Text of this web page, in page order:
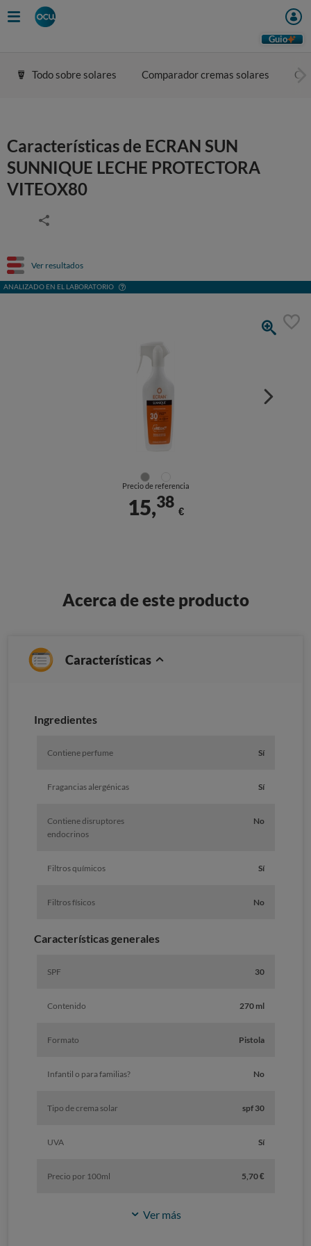
Guio
Todo sobre solares Comparador cremas solares
Características de ECRAN SUN
SUNNIQUE LECHE PROTECTORA
VITEOX80
Ver resultados
ANALIZADO EN EL LABORATORIO
Precio de referencia
15,38
€
Acerca de este producto
Características
Ingredientes
Contiene perfume Sí
Fragancias alergénicas Sí
Contiene disruptores
endocrinos
No
Filtros químicos Sí
Filtros físicos No
Características generales
SPF 30
Contenido 270 ml
Formato Pistola
Infantil o para familias? No
Tipo de crema solar spf 30
UVA Sí
Precio por 100ml 5,70 €
Ver más